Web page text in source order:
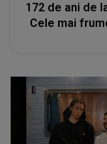
172 de ani de
Cele mai